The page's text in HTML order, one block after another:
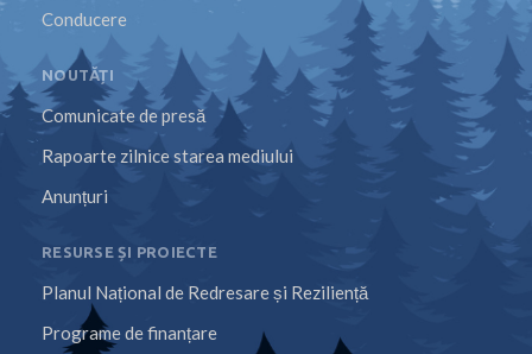
Conducere
NOUTĂȚI
Comunicate de presă
Rapoarte zilnice starea mediului
Anunțuri
RESURSE ȘI PROIECTE
Planul Național de Redresare și Reziliență
Programe de finanțare